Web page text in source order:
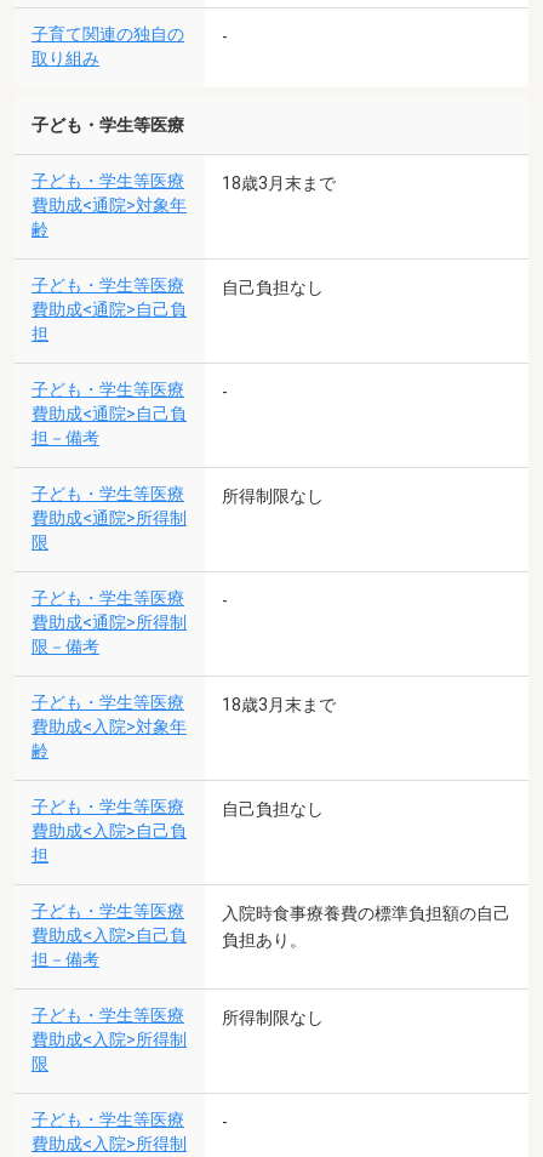
子育て関連の独自の
取り組み
-
子ども・学生等医療
子ども・学生等医療
費助成<通院>対象年
齢
18歳3月末まで
子ども・学生等医療
費助成<通院>自己負
担
自己負担なし
子ども・学生等医療
費助成<通院>自己負
担－備考
-
子ども・学生等医療
費助成<通院>所得制
限
所得制限なし
子ども・学生等医療
費助成<通院>所得制
限－備考
-
子ども・学生等医療
費助成<入院>対象年
齢
18歳3月末まで
子ども・学生等医療
費助成<入院>自己負
担
自己負担なし
子ども・学生等医療
費助成<入院>自己負
担－備考
入院時食事療養費の標準負担額の自己
負担あり。
子ども・学生等医療
費助成<入院>所得制
限
所得制限なし
子ども・学生等医療
費助成<入院>所得制
-